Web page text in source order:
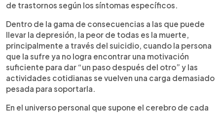
de trastornos según los síntomas específicos.
Dentro de la gama de consecuencias a las que puede
llevar la depresión, la peor de todas es la muerte,
principalmente a través del suicidio, cuando la persona
que la sufre ya no logra encontrar una motivación
suficiente para dar “un paso después del otro” y las
actividades cotidianas se vuelven una carga demasiado
pesada para soportarla.
En el universo personal que supone el cerebro de cada